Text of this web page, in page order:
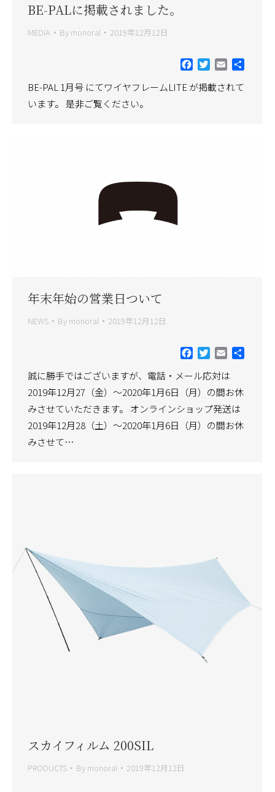
BE-PALに掲載されました。
MEDIA By monoral 2019年12月12日
Facebook
Twitter
Email
BE-PAL 1月号 にてワイヤフレームLITE が掲載されて
います。 是非ご覧ください。
年末年始の営業日ついて
NEWS By monoral 2019年12月12日
Facebook
Twitter
Email
誠に勝手ではございますが、電話・メール応対は
2019年12月27（金）～2020年1月6日（月）の間お休
みさせていただきます。 オンラインショップ発送は
2019年12月28（土）～2020年1月6日（月）の間お休
みさせて…
スカイフィルム 200SIL
PRODUCTS By monoral 2019年12月12日